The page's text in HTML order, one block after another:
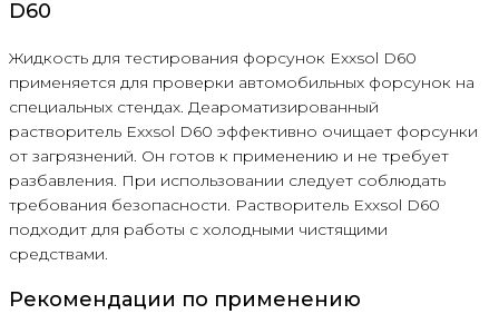
D60
Жидкость для тестирования форсунок Exxsol D60
применяется для проверки автомобильных форсунок на
специальных стендах. Деароматизированный
растворитель Exxsol D60 эффективно очищает форсунки
от загрязнений. Он готов к применению и не требует
разбавления. При использовании следует соблюдать
требования безопасности. Растворитель Exxsol D60
подходит для работы с холодными чистящими
средствами.
Рекомендации по применению